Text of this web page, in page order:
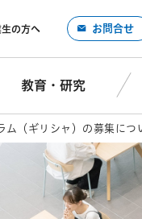
の方へ お問合せ
教育・研究
（ギリシャ）の募集につ